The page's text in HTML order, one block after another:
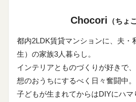
Chocori （ちょ
都内2LDK賃貸マンションに、夫・
生）の家族3人暮らし。
インテリアとものづくりが好きで
想のおうちにするべく日々奮闘中。
子どもが生まれてからはDIYにハ